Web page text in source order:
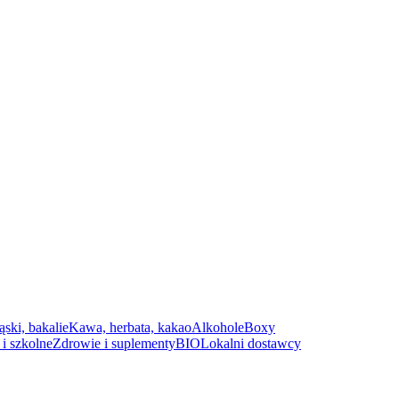
bakalieKawa, herbata, kakaoAlkoholeBoxy
szkolneZdrowie i suplementyBIOLokalni dostawcy